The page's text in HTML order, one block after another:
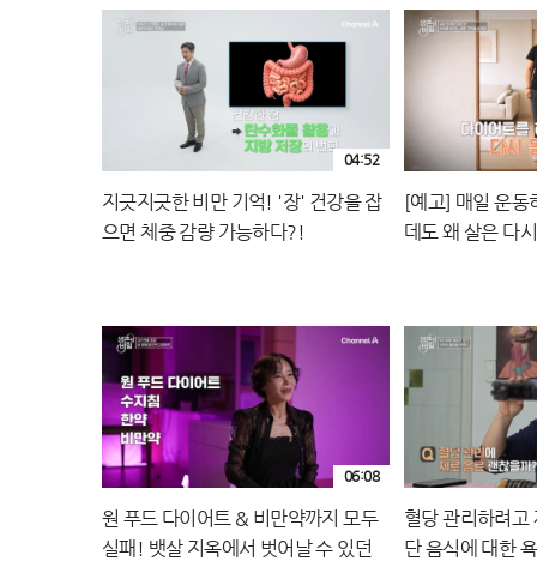
지긋지긋한 비만 기억! '장' 건강을 잡
으면 체중 감량 가능하다?!
04:52
[예고] 매일 운동
데도 왜 살은 다
원 푸드 다이어트 & 비만약까지 모두
실패! 뱃살 지옥에서 벗어날 수 있던
06:08
혈당 관리하려고
단 음식에 대한